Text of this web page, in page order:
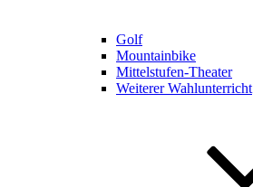
Golf
Mountainbike
Mittelstufen-Theater
Weiterer Wahlunterricht